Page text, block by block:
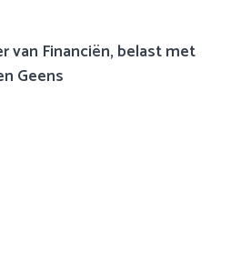
van Financiën, belast met
Geens